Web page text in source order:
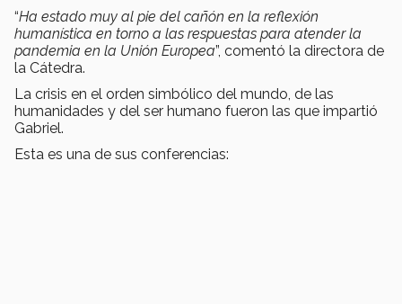
“Ha estado muy al pie del cañón en la reflexión
humanística en torno a las respuestas para atender la
pandemia en la Unión Europea”, comentó la directora de
la Cátedra.
La crisis en el orden simbólico del mundo, de las
humanidades y del ser humano fueron las que impartió
Gabriel.
Esta es una de sus conferencias: